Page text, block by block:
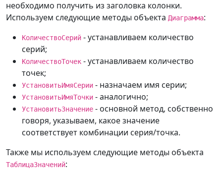
необходимо получить из заголовка колонки.
Используем следующие методы объекта Диаграмма:
КоличествоСерий - устанавливаем количество
серий;
КоличествоТочек - устанавливаем количество
точек;
УстановитьИмяСерии - назначаем имя серии;
УстановитьИмяТочки - аналогично;
УстановитьЗначение - основной метод, собственно
говоря, указываем, какое значение
соответствует комбинации серия/точка.
Также мы используем следующие методы объекта
ТаблицаЗначений: